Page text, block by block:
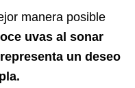
manera posible
uvas al sonar
un deseo